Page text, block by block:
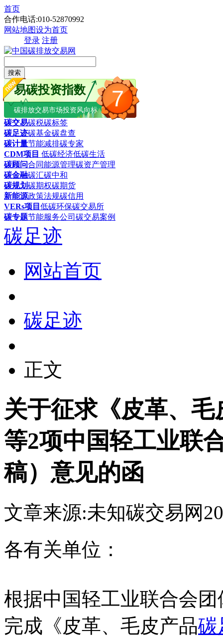
首页
合作电话:010-52870992
网站地图设为首页
登录 注册
搜索
7
易碳投资指数
碳排放交易市场投资风向标
碳交易碳税碳标签
碳足迹碳基金碳盘查
碳计量节能减排碳专家
CDM项目 低碳经济低碳生活
碳顾问合同能源管理碳资产管理
碳金融碳汇碳中和
碳规划碳期权碳期货
新能源政策法规碳信用
VERs项目 低碳环保碳交易所
碳专题节能服务公司 碳交易案例
碳足迹
网站首页
碳足迹
正文
关于征求《皮革、
等2项中国轻工业联
稿）意见的函
文章来源:未知碳交易网
各有关单位：
根据中国轻工业联合会
完成《皮革、毛皮产品碳